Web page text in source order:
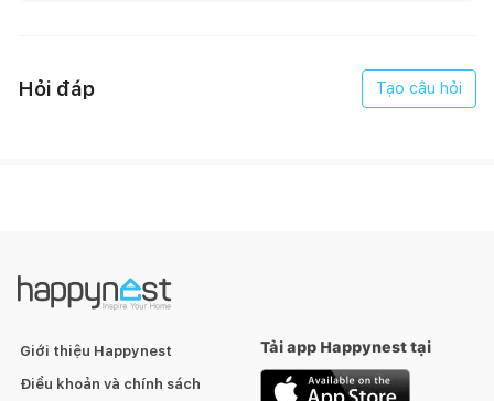
Hỏi đáp Tạo câu hỏi
Giới thiệu Happynest
Điều khoản và chính sách
Tải app Happynest tại